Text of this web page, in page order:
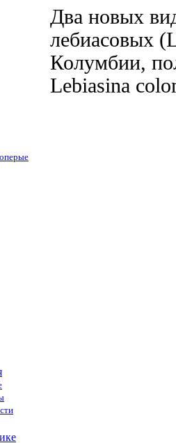
Два новых
лебиасовых
Колумбии,
Lebiasina